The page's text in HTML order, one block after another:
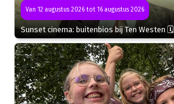
Van 12 augustus 2026 tot 16 augustus 2026
Sunset cinema: buitenbios bij Ten Westen 🗓